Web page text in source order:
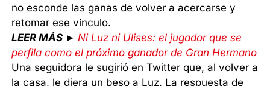
no esconde las ganas de volver a acercarse y
retomar ese vínculo.
LEER MÁS ►Ni Luz ni Ulises: el jugador que se
perfila como el próximo ganador de Gran Hermano
Una seguidora le sugirió en Twitter que, al volver a
la casa, le diera un beso a Luz. La respuesta de